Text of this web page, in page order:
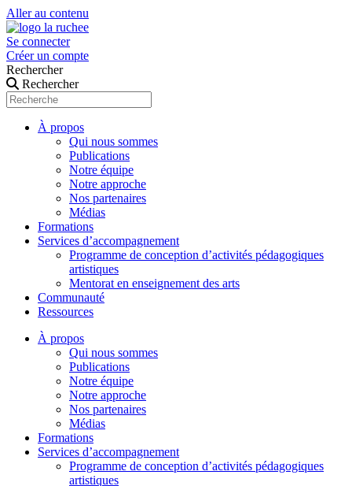
Aller au contenu
Se connecter
Créer un compte
Rechercher
Rechercher
À propos
Qui nous sommes
Publications
Notre équipe
Notre approche
Nos partenaires
Médias
Formations
Services d’accompagnement
Programme de conception d’activités pédagogiques
artistiques
Mentorat en enseignement des arts
Communauté
Ressources
À propos
Qui nous sommes
Publications
Notre équipe
Notre approche
Nos partenaires
Médias
Formations
Services d’accompagnement
Programme de conception d’activités pédagogiques
artistiques